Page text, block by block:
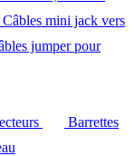
Câbles mini jack vers
jumper pour
Barrettes